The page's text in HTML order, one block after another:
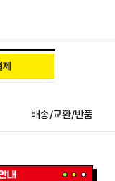
배송/교환/반품